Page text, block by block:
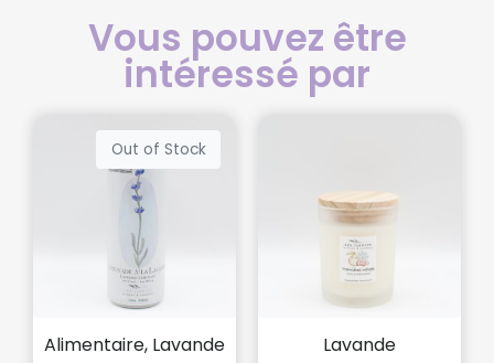
Vous pouvez être
intéressé par
Out of Stock
Alimentaire, Lavande Lavande